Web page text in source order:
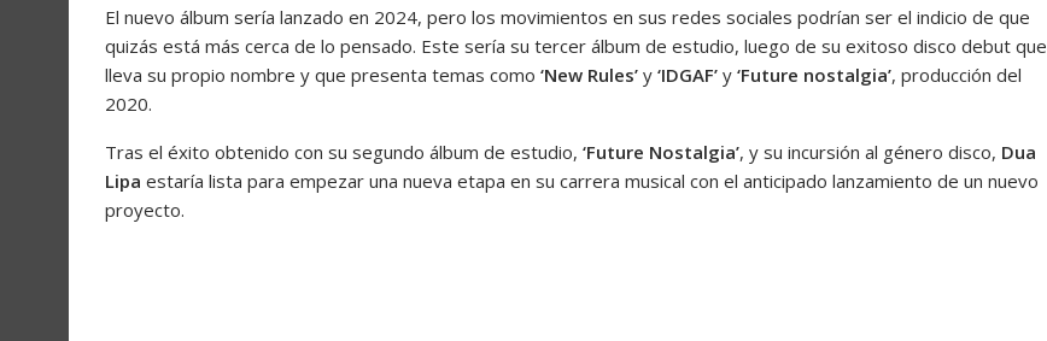
El nuevo álbum sería lanzado en 2024, pero los movimientos en sus redes sociales podrían ser el indicio de que
quizás está más cerca de lo pensado. Este sería su tercer álbum de estudio, luego de su exitoso disco debut que
lleva su propio nombre y que presenta temas como ‘New Rules’ y ‘IDGAF’ y ‘Future nostalgia’, producción del
2020.
Tras el éxito obtenido con su segundo álbum de estudio, ‘Future Nostalgia’, y su incursión al género disco, Dua
Lipa estaría lista para empezar una nueva etapa en su carrera musical con el anticipado lanzamiento de un nuevo
proyecto.